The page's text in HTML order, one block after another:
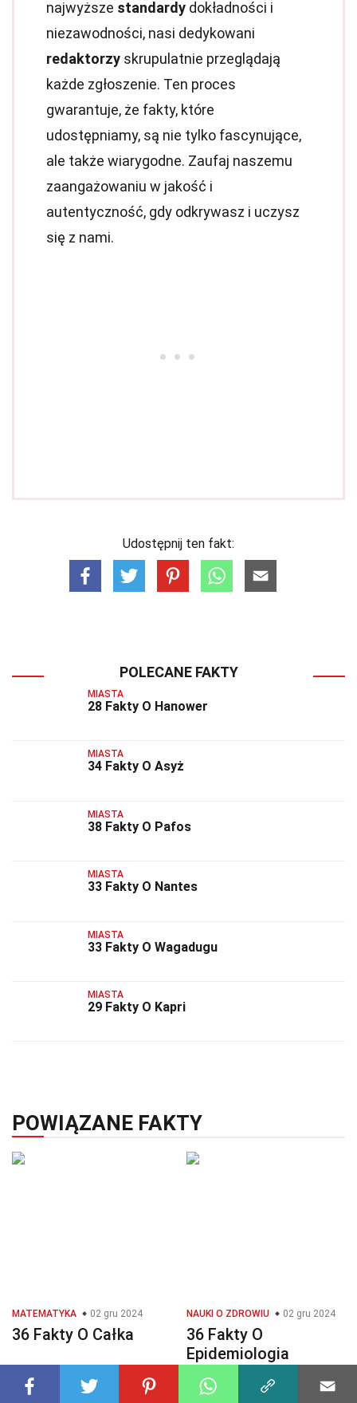
najwyższe standardy dokładności i
niezawodności, nasi dedykowani
redaktorzy skrupulatnie przeglądają
każde zgłoszenie. Ten proces
gwarantuje, że fakty, które
udostępniamy, są nie tylko fascynujące,
ale także wiarygodne. Zaufaj naszemu
zaangażowaniu w jakość i
autentyczność, gdy odkrywasz i uczysz
się z nami.
Udostępnij ten fakt:
POLECANE FAKTY
MIASTA
28 Fakty O Hanower
MIASTA
34 Fakty O Asyż
MIASTA
38 Fakty O Pafos
MIASTA
33 Fakty O Nantes
MIASTA
33 Fakty O Wagadugu
MIASTA
29 Fakty O Kapri
POWIĄZANE FAKTY
MATEMATYKA 02 gru 2024
36 Fakty O Całka
NAUKI O ZDROWIU 02 gru 2024
36 Fakty O
Epidemiologia